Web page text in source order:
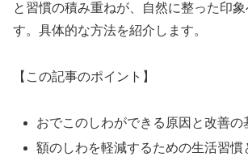
と習慣の積み重ねが、自然に整った印象
す。具体的な方法を紹介します。
【この記事のポイント】
おでこのしわができる原因と改善の
額のしわを軽減するための生活習慣